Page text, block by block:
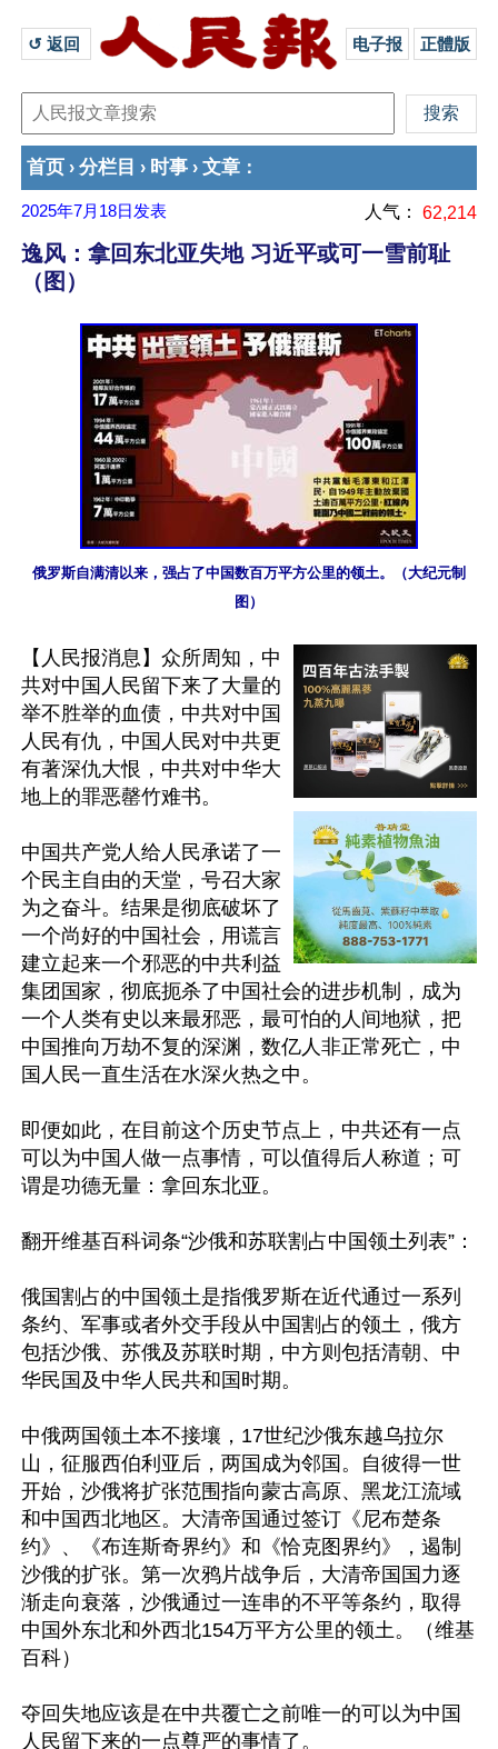
↺ 返回 电子报 正體版
首页 › 分栏目 › 时事 › 文章 ：
2025年7月18日 发表 人气： 62,214
逸风：拿回东北亚失地 习近平或可一雪前耻
（图）
俄罗斯自满清以来，强占了中国数百万平方公里的领土。（大纪元制
图）
【人民报消息】众所周知，中
共对中国人民留下来了大量的
举不胜举的血债，中共对中国
人民有仇，中国人民对中共更
有著深仇大恨，中共对中华大
地上的罪恶罄竹难书。
中国共产党人给人民承诺了一
个民主自由的天堂，号召大家
为之奋斗。结果是彻底破坏了
一个尚好的中国社会，用谎言
建立起来一个邪恶的中共利益
集团国家，彻底扼杀了中国社会的进步机制，成为
一个人类有史以来最邪恶，最可怕的人间地狱，把
中国推向万劫不复的深渊，数亿人非正常死亡，中
国人民一直生活在水深火热之中。
即便如此，在目前这个历史节点上，中共还有一点
可以为中国人做一点事情，可以值得后人称道；可
谓是功德无量：拿回东北亚。
翻开维基百科词条“沙俄和苏联割占中国领土列表”：
俄国割占的中国领土是指俄罗斯在近代通过一系列
条约、军事或者外交手段从中国割占的领土，俄方
包括沙俄、苏俄及苏联时期，中方则包括清朝、中
华民国及中华人民共和国时期。
中俄两国领土本不接壤，17世纪沙俄东越乌拉尔
山，征服西伯利亚后，两国成为邻国。自彼得一世
开始，沙俄将扩张范围指向蒙古高原、黑龙江流域
和中国西北地区。大清帝国通过签订《尼布楚条
约》、《布连斯奇界约》和《恰克图界约》，遏制
沙俄的扩张。第一次鸦片战争后，大清帝国国力逐
渐走向衰落，沙俄通过一连串的不平等条约，取得
中国外东北和外西北154万平方公里的领土。（维基
百科）
夺回失地应该是在中共覆亡之前唯一的可以为中国
人民留下来的一点尊严的事情了。